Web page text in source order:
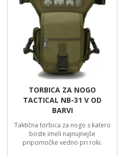
TORBICA ZA NOGO
TACTICAL NB-31 V OD
BARVI
Taktična torbica za nogo s katero
boste imeli najnujnejše
pripomočke vedno pri roki.